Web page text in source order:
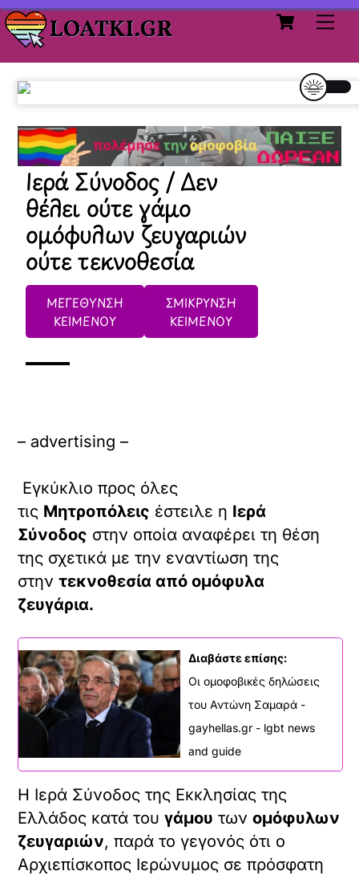
Skip
to
content
Cart
Ιερά Σύνοδος / Δεν
θέλει ούτε γάμο
ομόφυλων ζευγαριών
ούτε τεκνοθεσία
ΜΕΓΕΘΥΝΣΗ
ΚΕΙΜΕΝΟΥ
ΣΜΙΚΡΥΝΣΗ
ΚΕΙΜΕΝΟΥ
– advertising –
Εγκύκλιο προς όλες
τις Μητροπόλεις έστειλε η Ιερά
Σύνοδος στην οποία αναφέρει τη θέση
της σχετικά με την εναντίωση της
στηντεκνοθεσία από ομόφυλα
ζευγάρια.
Διαβάστε επίσης:
Οι ομοφοβικές δηλώσεις
του Αντώνη Σαμαρά -
gayhellas.gr - lgbt news
and guide
Η Ιερά Σύνοδος της Εκκλησίας της
Ελλάδος κατά τουγάμου τωνομόφυλων
ζευγαριών, παρά το γεγονός ότι ο
Αρχιεπίσκοπος Ιερώνυμος σε πρόσφατη